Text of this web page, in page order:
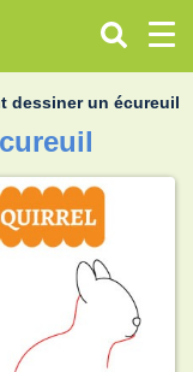
dessiner un écureuil